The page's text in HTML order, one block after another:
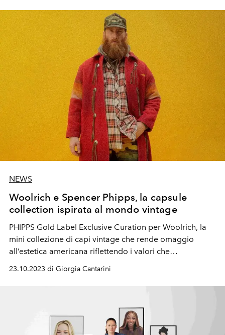
NEWS
Woolrich e Spencer Phipps, la capsule
collection ispirata al mondo vintage
PHIPPS Gold Label Exclusive Curation per Woolrich, la
mini collezione di capi vintage che rende omaggio
all’estetica americana riflettendo i valori che
accomunano i due brand.
23.10.2023 di Giorgia Cantarini